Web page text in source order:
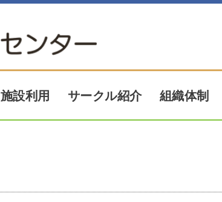
施設利用 サークル紹介 組織体制